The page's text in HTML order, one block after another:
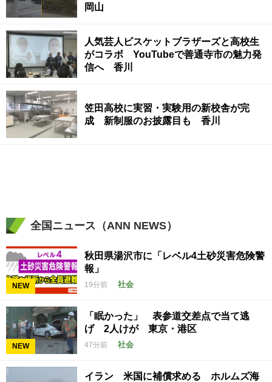
岡山
人気芸人ビスケットブラザーズと高校生
がコラボ YouTubeで善通寺市の魅力発
信へ 香川
笠田高校に実習・実験用の新校舎が完
成 新制服のお披露目も 香川
全国ニュース（ANN NEWS）
NEW
秋田県湯沢市に「レベル4土砂災害危険警
報」
19分前 社会
NEW
「眠かった」 表参道交差点で当て逃
げ 2人けが 東京・港区
47分前 社会
イラン 米国に補償求める ホルムズ海